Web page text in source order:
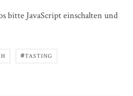
bitte JavaScript einschalten und
#TASTING